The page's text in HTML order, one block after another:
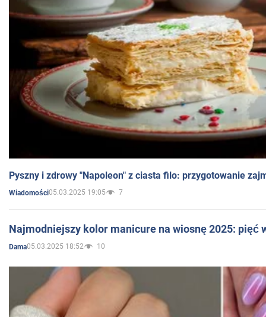
Pyszny i zdrowy "Napoleon" z ciasta filo: przygotowanie
Wiadomości05.03.2025 19:05 7
Najmodniejszy kolor manicure na wiosnę 2025: pięć
Dama05.03.2025 18:52 10